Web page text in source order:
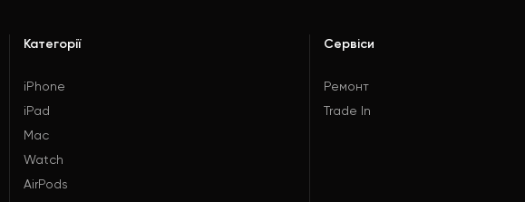
Категорії
iPhone
iPad
Mac
Watch
AirPods
Сервіси
Ремонт
Trade In